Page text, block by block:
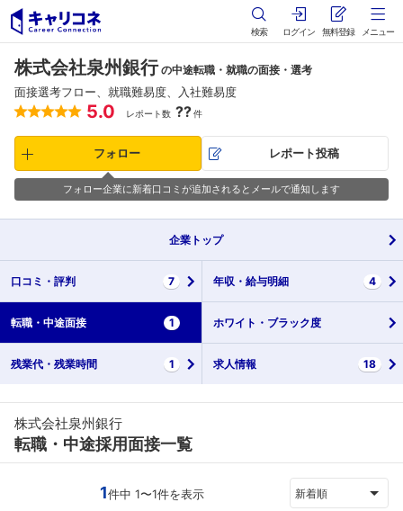
検索 ログイン 無料登録 メニュー
株式会社泉州銀行 の中途転職・就職の面接・選考
面接選考フロー、就職難易度、入社難易度
5.0 レポート数 ??件
フォロー レポート投稿
フォロー企業に新着口コミが追加されるとメールで通知します
企業 トップ
口コミ・ 評判 7 年収・ 給与明細 4
転職・ 中途面接 1 ホワイト・ ブラック度
残業代・ 残業時間 1 求人情報 18
株式会社泉州銀行
転職・中途採用面接一覧
1件中 1〜1件を表示 新着順